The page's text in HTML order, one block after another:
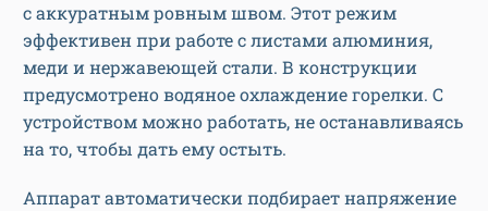
с аккуратным ровным швом. Этот режим
эффективен при работе с листами алюминия,
меди и нержавеющей стали. В конструкции
предусмотрено водяное охлаждение горелки. С
устройством можно работать, не останавливаясь
на то, чтобы дать ему остыть.
Аппарат автоматически подбирает напряжение